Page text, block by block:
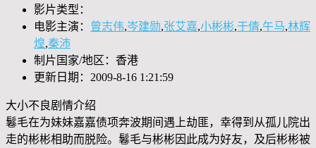
影片类型：
电影主演：
曾志伟,岑建勋,张艾嘉,小彬彬,于倩,午马,林辉
煌,秦沛
制片国家/地区：香港
更新日期：2009-8-16 1:21:59
大小不良剧情介绍
鬈毛在为妹妹嘉嘉债项奔波期间遇上劫匪，幸得到从孤儿院出
走的彬彬相助而脱险。鬈毛与彬彬因此成为好友，及后彬彬被